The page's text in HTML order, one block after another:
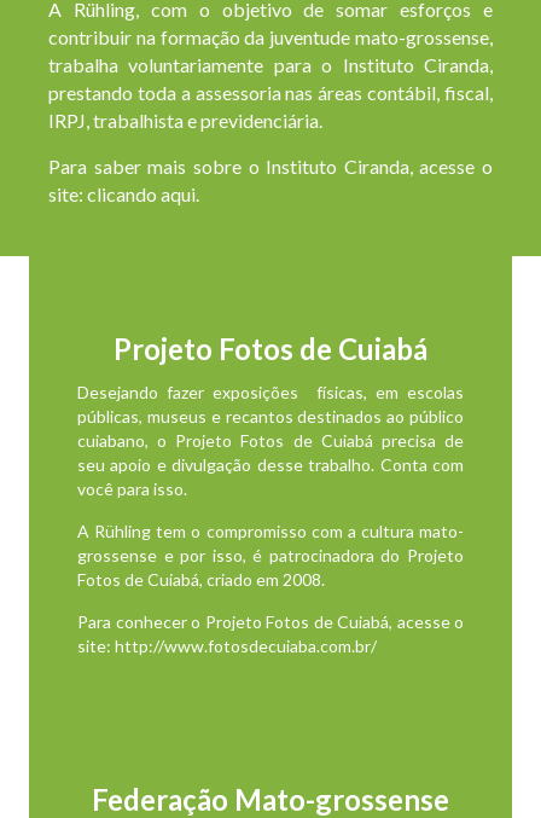
A Rühling, com o objetivo de somar esforços e
contribuir na formação da juventude mato-grossense,
trabalha voluntariamente para o Instituto Ciranda,
prestando toda a assessoria nas áreas contábil, fiscal,
IRPJ, trabalhista e previdenciária.
Para saber mais sobre o Instituto Ciranda, acesse o
site: clicando aqui
Projeto Fotos de Cuiabá
Desejando fazer exposições físicas, em escolas
públicas, museus e recantos destinados ao público
cuiabano, o Projeto Fotos de Cuiabá precisa de
seu apoio e divulgação desse trabalho. Conta com
você para isso.
A Rühling tem o compromisso com a cultura mato-
grossense e por isso, é patrocinadora do Projeto
Fotos de Cuiabá, criado em 2008.
Para conhecer o Projeto Fotos de Cuiabá, acesse o
site: http://www.fotosdecuiaba.com.br/
Federação Mato-grossense